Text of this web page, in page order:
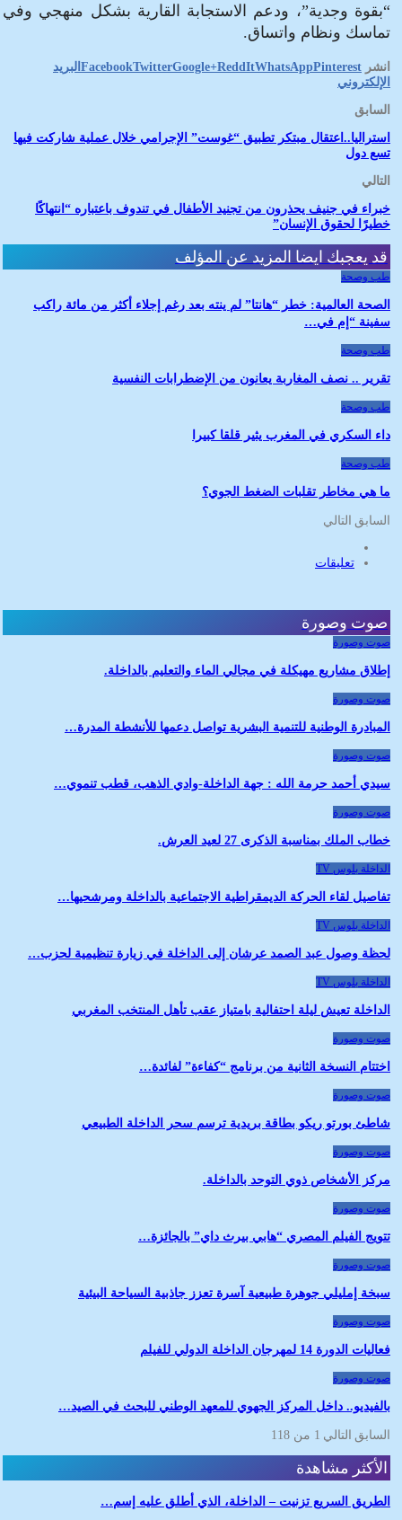
“بقوة وجدية”، ودعم الاستجابة القارية بشكل منهجي وفي
تماسك ونظام واتساق.
انشر FacebookTwitterGoogle+ReddItWhatsAppPinterest
البريد
الإلكتروني
السابق
استراليا..اعتقال مبتكر تطبيق “غوست” الإجرامي خلال عملية شاركت فيها
تسع دول
التالي
خبراء في جنيف يحذرون من تجنيد الأطفال في تندوف باعتباره “انتهاكًا
خطيرًا لحقوق الإنسان”
قد يعجبك ايضا المزيد عن المؤلف
طب وصحة
الصحة العالمية: خطر “هانتا” لم ينته بعد رغم إجلاء أكثر من مائة راكب
سفينة “إم في…
طب وصحة
تقرير .. نصف المغاربة يعانون من الإضطرابات النفسية
طب وصحة
داء السكري في المغرب يثير قلقا كبيرا
طب وصحة
ما هي مخاطر تقلبات الضغط الجوي؟
السابق التالي
تعليقات
صوت وصورة
صوت وصورة
إطلاق مشاريع مهيكلة في مجالي الماء والتعليم بالداخلة.
صوت وصورة
المبادرة الوطنية للتنمية البشرية تواصل دعمها للأنشطة المدرة…
صوت وصورة
سيدي أحمد حرمة الله : جهة الداخلة-وادي الذهب، قطب تنموي…
صوت وصورة
خطاب الملك بمناسبة الذكرى 27 لعيد العرش.
الداخلة بلوس TV
تفاصيل لقاء الحركة الديمقراطية الاجتماعية بالداخلة ومرشحيها…
الداخلة بلوس TV
لحظة وصول عبد الصمد عرشان إلى الداخلة في زيارة تنظيمية لحزب…
الداخلة بلوس TV
الداخلة تعيش ليلة احتفالية بامتياز عقب تأهل المنتخب المغربي
صوت وصورة
اختتام النسخة الثانية من برنامج “كفاءة” لفائدة…
صوت وصورة
شاطئ بورتو ريكو بطاقة بريدية ترسم سحر الداخلة الطبيعي
صوت وصورة
مركز الأشخاص ذوي التوحد بالداخلة.
صوت وصورة
تتويج الفيلم المصري “هابي بيرث داي” بالجائزة…
صوت وصورة
سبخة إمليلي جوهرة طبيعية آسرة تعزز جاذبية السياحة البيئية
صوت وصورة
فعاليات الدورة 14 لمهرجان الداخلة الدولي للفيلم
صوت وصورة
بالفيديو.. داخل المركز الجهوي للمعهد الوطني للبحث في الصيد…
السابق التالي 1 من 118
الأكثر مشاهدة
الطريق السريع تزنيت – الداخلة، الذي أطلق عليه إسم…